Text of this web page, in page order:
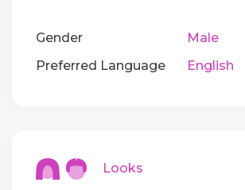
Gender
Male
Preferred Language
English
Looks